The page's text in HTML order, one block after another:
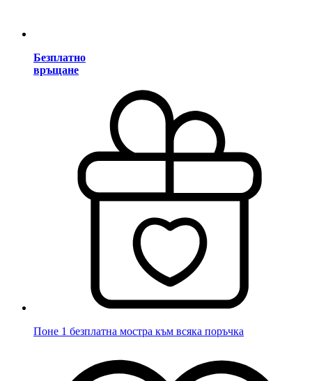
Безплатно
връщане
Поне 1 безплатна мостра към всяка поръчка